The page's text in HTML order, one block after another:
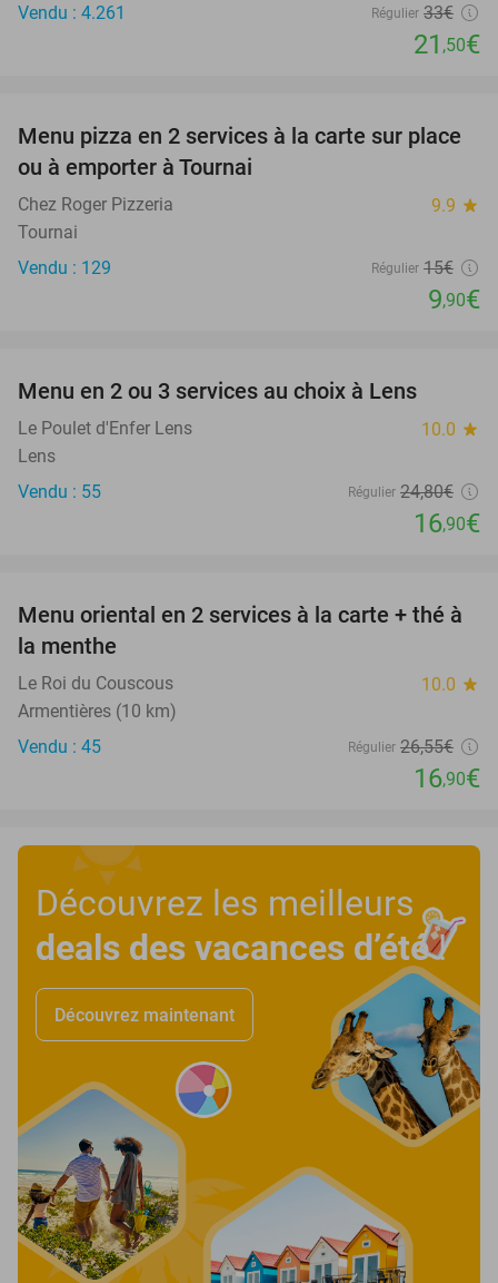
Vendu : 4.261
Régulier 33€
21 ,50€
34%
Menu pizza en 2 services à la carte sur place
ou à emporter à Tournai
Chez Roger Pizzeria 9.9 star
Tournai
Vendu : 129
Régulier 15€
9,90€
Menu en 2 ou 3 services au choix à Lens
Le Poulet d'Enfer Lens 10.0 star
Lens
Vendu : 55
Régulier 24,80€
16,90€
36%
Menu oriental en 2 services à la carte + thé à
la menthe
Le Roi du Couscous 10.0 star
Armentières (10 km)
Vendu : 45
Régulier 26,55€
16,90€
Découvrez les meilleurs
deals des vacances d’été!
Découvrez maintenant